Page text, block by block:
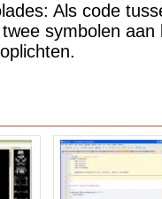
Als code
symbolen aan